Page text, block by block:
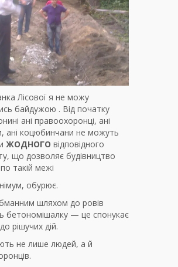
Лісової я не можу
байдужою . Від початку
ані правоохоронці, ані
ані коцюбинчани не можуть
ЖОДНОГО відповідного
що дозволяє будівництво
такій межі
обурює.
шляхом до ровів
бетономішалку — це спонукає
рішучих дій.
не лише людей, а й